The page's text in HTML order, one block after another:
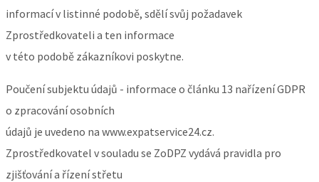
informací v listinné podobě, sdělí svůj požadavek
Zprostředkovateli a ten informace
v této podobě zákazníkovi poskytne.
Poučení subjektu údajů - informace o článku 13 nařízení GDPR
o zpracování osobních
údajů je uvedeno na www.expatservice24.cz.
Zprostředkovatel v souladu se ZoDPZ vydává pravidla pro
zjišťování a řízení střetu